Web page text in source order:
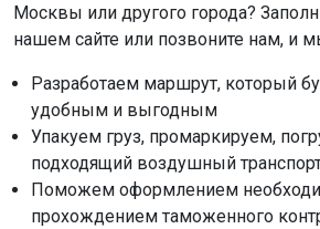
Москвы или другого города?
нашем сайте или позвоните нам, и
Разработаем маршрут, который
удобным и выгодным
Упакуем груз, промаркируем,
подходящий воздушный
Поможем оформлением
прохождением таможенного